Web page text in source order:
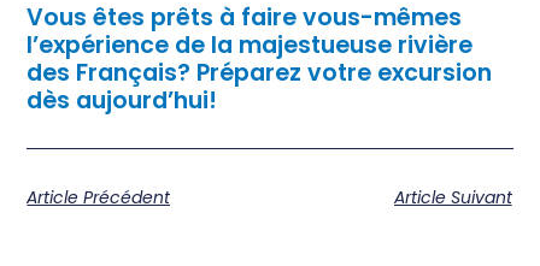
Vous êtes prêts à faire vous-mêmes
l’expérience de la majestueuse rivière
des Français? Préparez votre excursion
dès aujourd’hui!
Article Précédent Article Suivant